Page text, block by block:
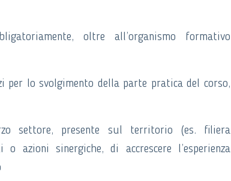
oltre all’organismo formativo
per lo svolgimento della parte pratica del corso,
settore, presente sul territorio (es. filiera
azioni sinergiche, di accrescere l’esperienza